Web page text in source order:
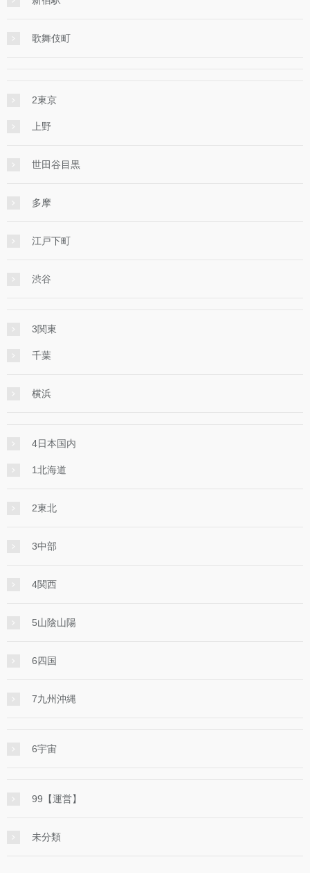
歌舞伎町
2東京
上野
世田谷目黒
多摩
江戸下町
渋谷
3関東
千葉
横浜
4日本国内
1北海道
2東北
3中部
4関西
5山陰山陽
6四国
7九州沖縄
6宇宙
99【運営】
未分類